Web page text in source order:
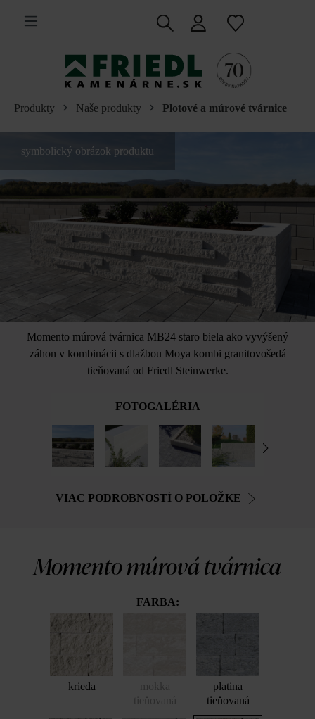
hlavný obsah
Produkty Naše produkty Plotové a múrové tvárnice
Momento múrová tvárnica MB24 staro biela ako vyvýšený
záhon v kombinácii s dlažbou Moya kombi granitovošedá
tieňovaná od Friedl Steinwerke.
symbolický obrázok produktu
FOTOGALÉRIA
VIAC PODROBNOSTÍ O POLOŽKE
Momento múrová tvárnica
FARBA:
krieda
platina
tieňovaná